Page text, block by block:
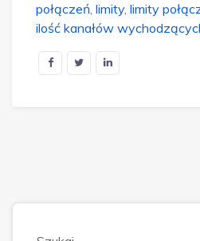
połączeń, limity, limity
ilość kanałów